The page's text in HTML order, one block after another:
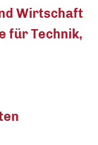
Wirtschaft
für Technik,